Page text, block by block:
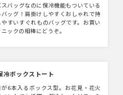
バッグなのに保冷機能もついている
ッグ！肩掛けしやすくおしゃれで持
すいすぐれものバッグです。お買い
ックの相棒にどうぞ。
冷ボックストート
6本入るボックス型。お花見・花火